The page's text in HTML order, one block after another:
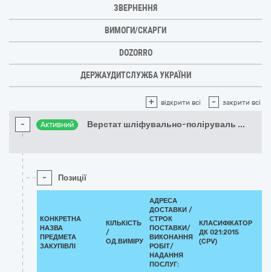
ЗВЕРНЕННЯ
ВИМОГИ/СКАРГИ
DOZORRO
ДЕРЖАУДИТСЛУЖБА УКРАЇНИ
+ відкрити всі - закрити всі
- Активний Верстат шліфувально-поліруваль ...
- Позиції
КОНКРЕТНА
НАЗВА
ПРЕДМЕТА
ЗАКУПІВЛІ
КІЛЬКІСТЬ
/
ОД.ВИМІРУ
АДРЕСА
ДОСТАВКИ /
СТРОК
ПОСТАВКИ/
ВИКОНАННЯ
РОБІТ/
НАДАННЯ
ПОСЛУГ:
КЛАСИФІКАТОР
ДК 021:2015
(CPV)